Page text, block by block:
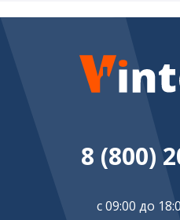
8 (800)
с 09:00 до